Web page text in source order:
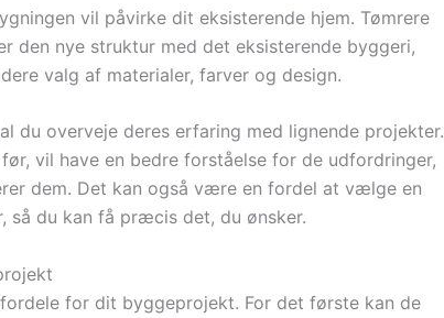
vil påvirke dit eksisterende hjem. Tømrere
den nye struktur med det eksisterende byggeri,
valg af materialer, farver og design.
du overveje deres erfaring med lignende projekter.
vil have en bedre forståelse for de udfordringer,
dem. Det kan også være en fordel at vælge en
så du kan få præcis det, du ønsker.
for dit byggeprojekt. For det første kan de